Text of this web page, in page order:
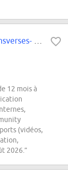
12 mois à
(vidéos,
2026.”